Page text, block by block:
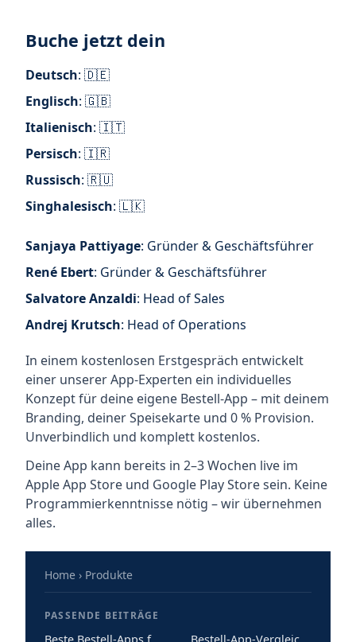
Buche jetzt dein
Deutsch: 🇩🇪
Englisch: 🇬🇧
Italienisch: 🇮🇹
Persisch: 🇮🇷
Russisch: 🇷🇺
Singhalesisch: 🇱🇰
Sanjaya Pattiyage: Gründer & Geschäftsführer
René Ebert: Gründer & Geschäftsführer
Salvatore Anzaldi: Head of Sales
Andrej Krutsch: Head of Operations
In einem kostenlosen Erstgespräch entwickelt
einer unserer App-Experten ein individuelles
Konzept für deine eigene Bestell-App – mit deinem
Branding, deiner Speisekarte und 0 % Provision.
Unverbindlich und komplett kostenlos.
Deine App kann bereits in 2–3 Wochen live im
Apple App Store und Google Play Store sein. Keine
Programmierkenntnisse nötig – wir übernehmen
alles.
Home › Produkte
PASSENDE BEITRÄGE